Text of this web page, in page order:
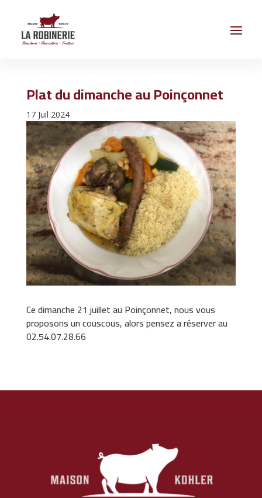
Plat du dimanche au Poinçonnet
17 Juil 2024
Ce dimanche 21 juillet au Poinçonnet, nous vous
proposons un couscous, alors pensez a réserver au
02.54.07.28.66